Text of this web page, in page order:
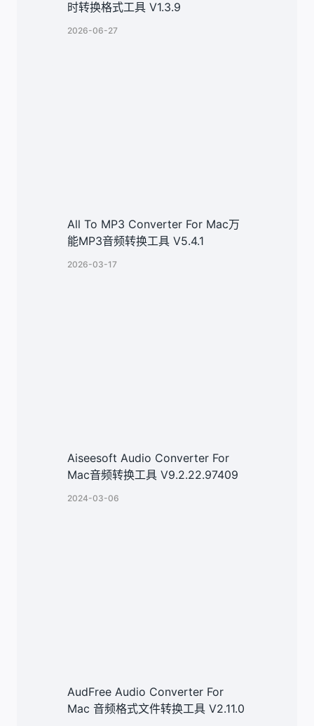
时转换格式工具 V1.3.9
2026-06-27
All To MP3 Converter For Mac万
能MP3音频转换工具 V5.4.1
2026-03-17
Aiseesoft Audio Converter For
Mac音频转换工具 V9.2.22.97409
2024-03-06
AudFree Audio Converter For
Mac 音频格式文件转换工具 V2.11.0